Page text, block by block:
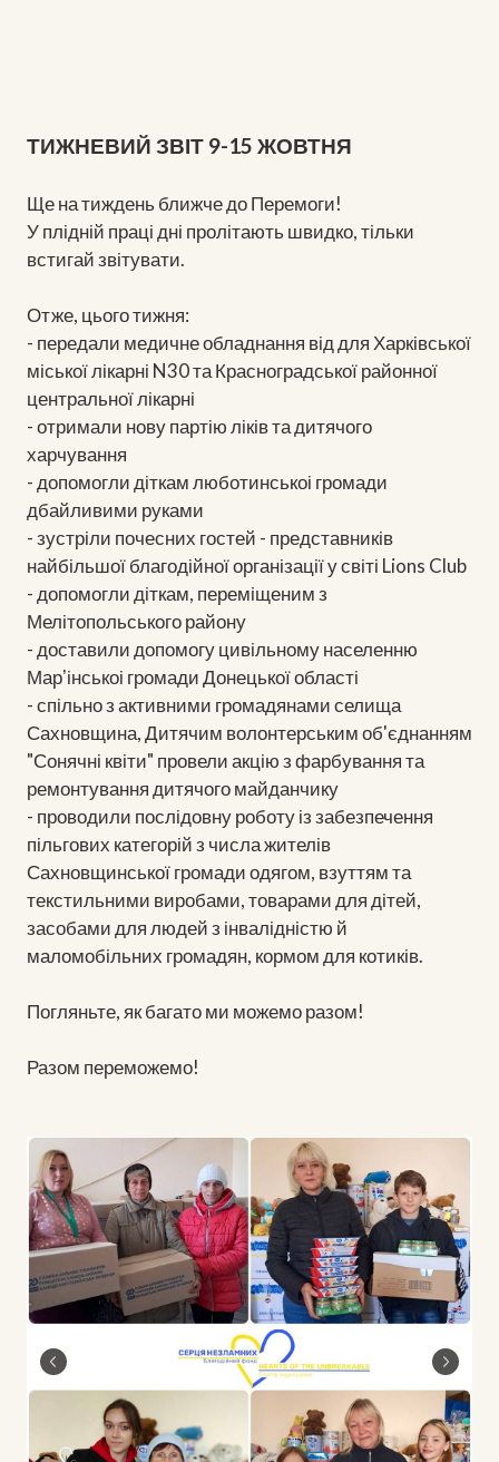
ТИЖНЕВИЙ ЗВІТ 9-15 ЖОВТНЯ
Ще на тиждень ближче до Перемоги!
У плідній праці дні пролітають швидко, тільки
встигай звітувати.
Отже, цього тижня:
- передали медичне обладнання від для Харківської
міської лікарні N30 та Красноградської районної
центральної лікарні
- отримали нову партію ліків та дитячого
харчування
- допомогли діткам люботинськоі громади
дбайливими руками
- зустріли почесних гостей - представників
найбільшої благодійної організації у світі Lions Club
- допомогли діткам, переміщеним з
Мелітопольського району
- доставили допомогу цивільному населенню
Марʼінськоі громади Донецької області
- спільно з активними громадянами селища
Сахновщина, Дитячим волонтерським об'єднанням
"Сонячні квіти" провели акцію з фарбування та
ремонтування дитячого майданчику
- проводили послідовну роботу із забезпечення
пільгових категорій з числа жителів
Сахновщинської громади одягом, взуттям та
текстильними виробами, товарами для дітей,
засобами для людей з інвалідністю й
маломобільних громадян, кормом для котиків.
Погляньте, як багато ми можемо разом!
Разом переможемо!